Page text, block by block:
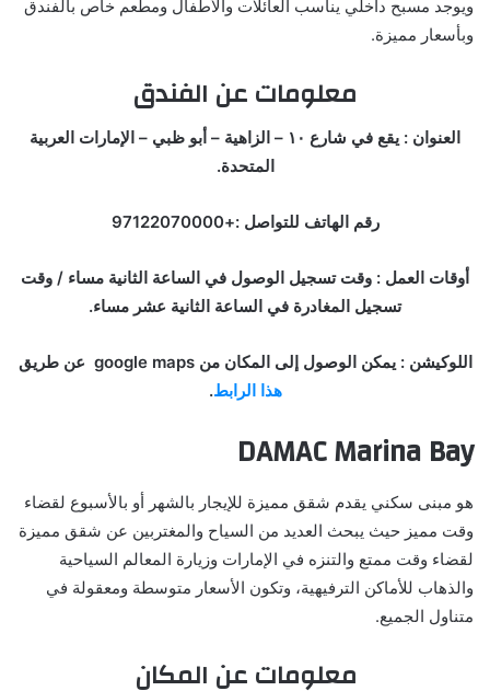
ويوجد مسبح داخلي يناسب العائلات والأطفال ومطعم خاص بالفندق
وبأسعار مميزة.
معلومات عن الفندق
العنوان : يقع في شارع ١٠ – الزاهية – أبو ظبي – الإمارات العربية
المتحدة.
رقم الهاتف للتواصل :+97122070000
أوقات العمل : وقت تسجيل الوصول في الساعة الثانية مساء / وقت
تسجيل المغادرة في الساعة الثانية عشر مساء.
اللوكيشن : يمكن الوصول إلى المكان من google maps عن طريق
هذا الرابط.
DAMAC Marina Bay
هو مبنى سكني يقدم شقق مميزة للإيجار بالشهر أو بالأسبوع لقضاء
وقت مميز حيث يبحث العديد من السياح والمغتربين عن شقق مميزة
لقضاء وقت ممتع والتنزه في الإمارات وزيارة المعالم السياحية
والذهاب للأماكن الترفيهية، وتكون الأسعار متوسطة ومعقولة في
متناول الجميع.
معلومات عن المكان